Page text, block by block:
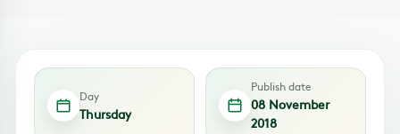
Day
Thursday
Publish date
08 November
2018